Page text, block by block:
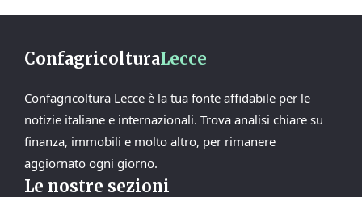
ConfagricolturaLecce
Confagricoltura Lecce è la tua fonte affidabile per le
notizie italiane e internazionali. Trova analisi chiare su
finanza, immobili e molto altro, per rimanere
aggiornato ogni giorno.
Le nostre sezioni